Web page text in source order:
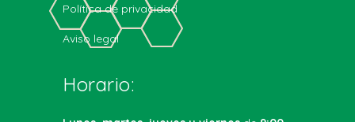
Política de privacidad
Aviso legal
Horario: